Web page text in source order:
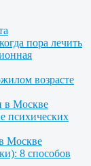
пора лечить
возрасте
в Москве
психических
Москве
8 способов